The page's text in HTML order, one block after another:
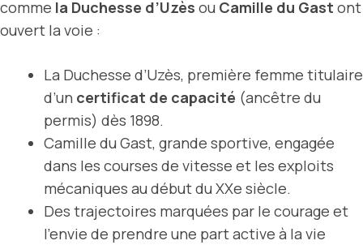
comme la Duchesse d’Uzès ou Camille du Gast ont
ouvert la voie :
La Duchesse d’Uzès, première femme titulaire
d’un certificat de capacité (ancêtre du
permis) dès 1898.
Camille du Gast, grande sportive, engagée
dans les courses de vitesse et les exploits
mécaniques au début du XXe siècle.
Des trajectoires marquées par le courage et
l’envie de prendre une part active à la vie